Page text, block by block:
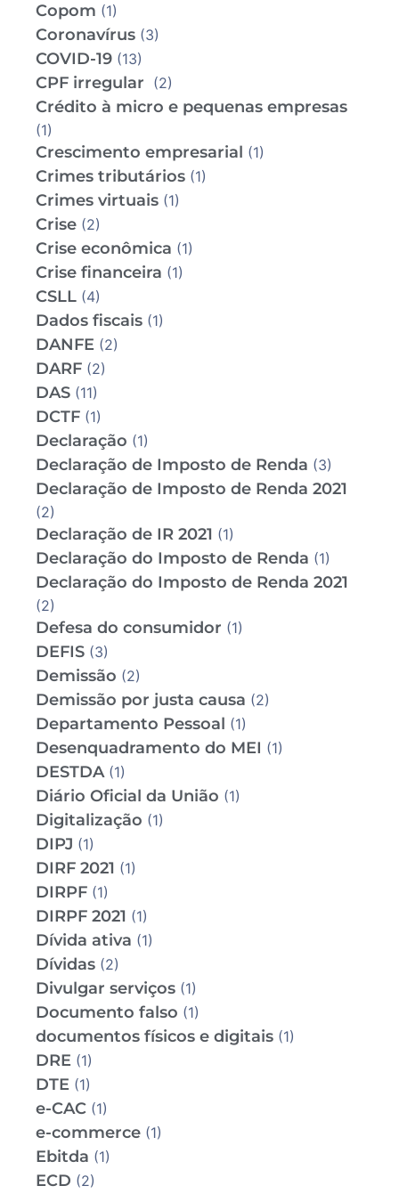
Copom (1)
Coronavírus (3)
COVID-19 (13)
CPF irregular (2)
Crédito à micro e pequenas empresas
(1)
Crescimento empresarial (1)
Crimes tributários (1)
Crimes virtuais (1)
Crise (2)
Crise econômica (1)
Crise financeira (1)
CSLL (4)
Dados fiscais (1)
DANFE (2)
DARF (2)
DAS (11)
DCTF (1)
Declaração (1)
Declaração de Imposto de Renda (3)
Declaração de Imposto de Renda 2021
(2)
Declaração de IR 2021 (1)
Declaração do Imposto de Renda (1)
Declaração do Imposto de Renda 2021
(2)
Defesa do consumidor (1)
DEFIS (3)
Demissão (2)
Demissão por justa causa (2)
Departamento Pessoal (1)
Desenquadramento do MEI (1)
DESTDA(1)
Diário Oficial da União (1)
Digitalização (1)
DIPJ (1)
DIRF 2021 (1)
DIRPF (1)
DIRPF 2021 (1)
Dívida ativa (1)
Dívidas (2)
Divulgar serviços (1)
Documento falso (1)
documentos físicos e digitais (1)
DRE (1)
DTE (1)
e-CAC (1)
e-commerce (1)
Ebitda (1)
ECD (2)